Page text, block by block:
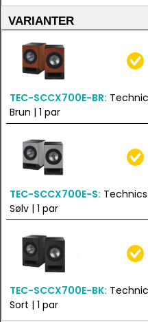
VARIANTER
TEC-SCCX700E-BR:
Brun | 1 par
TEC-SCCX700E-S:
Sølv | 1 par
TEC-SCCX700E-BK:
Sort | 1 par